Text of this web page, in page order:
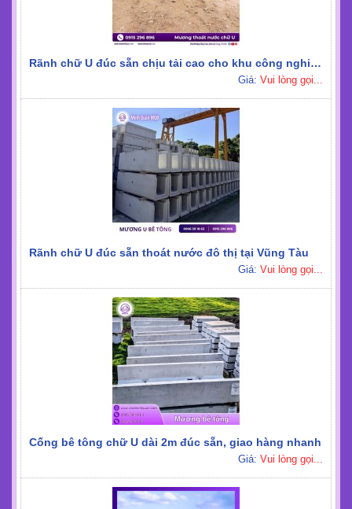
Thông tin liên hệ:
02862 789 955 - Máy Bàn
0906 39 18 63 - Zalo hỗ Trợ Mua Hàng
0929 239 929 - Tư Vấn Kỹ Thuật
Website: www.vlxdminhquan.com
Email: minhquanmqb2015@gmail.com
CÁC SẢN PHẨM KHÁC
Giá: